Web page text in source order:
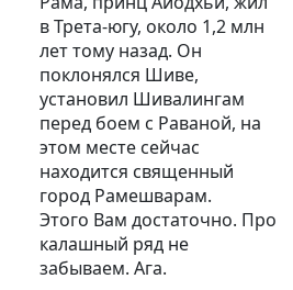
в Трета-югу, около 1,2 млн
лет тому назад. Он
поклонялся Шиве,
установил Шивалингам
перед боем с Раваной, на
этом месте сейчас
находится священный
город Рамешварам.
Этого Вам достаточно. Про
калашный ряд не
забываем. Ага.